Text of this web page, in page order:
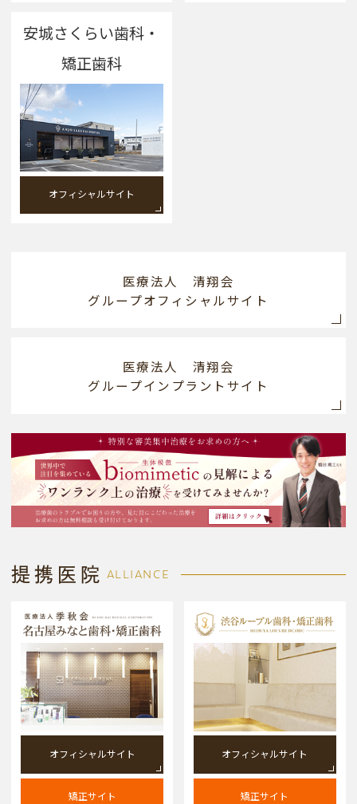
安城さくらい歯科・
矯正歯科
オフィシャルサイト
医療法人 清翔会
グループオフィシャルサイト
医療法人 清翔会
グループインプラントサイト
提携医院 ALLIANCE
オフィシャルサイト
矯正サイト
オフィシャルサイト
矯正サイト